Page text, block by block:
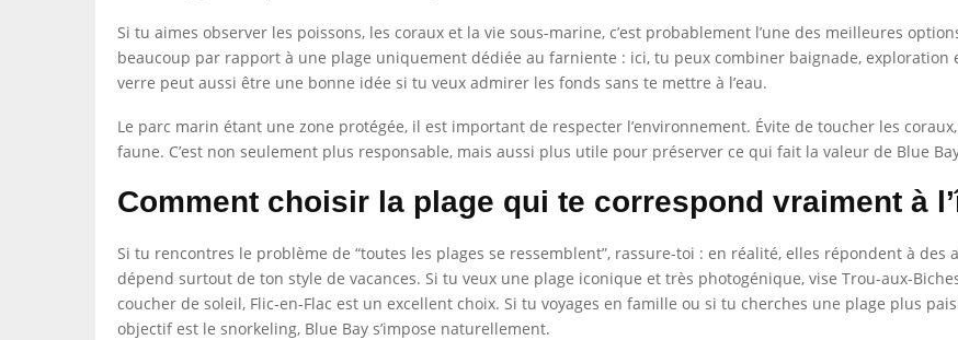
Si tu aimes observer les poissons, les coraux et la vie sous-marine, c’est probablement l’une des meilleures
beaucoup par rapport à une plage uniquement dédiée au farniente : ici, tu peux combiner baignade,
verre peut aussi être une bonne idée si tu veux admirer les fonds sans te mettre à l’eau.
Le parc marin étant une zone protégée, il est important de respecter l’environnement. Évite de toucher les
faune. C’est non seulement plus responsable, mais aussi plus utile pour préserver ce qui fait la valeur de Blue
Comment choisir la plage qui te correspond vraiment à
Si tu rencontres le problème de “toutes les plages se ressemblent”, rassure-toi : en réalité, elles répondent à
dépend surtout de ton style de vacances. Si tu veux une plage iconique et très photogénique, vise Trou-aux-
coucher de soleil, Flic-en-Flac est un excellent choix. Si tu voyages en famille ou si tu cherches une plage plus
objectif est le snorkeling, Blue Bay s’impose naturellement.